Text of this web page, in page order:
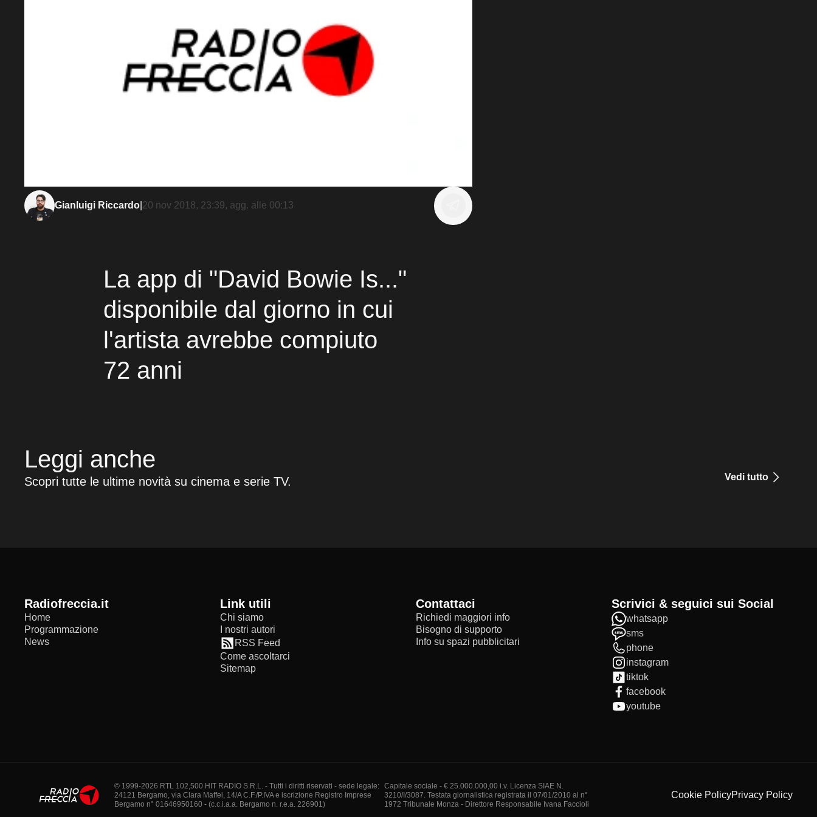
Gianluigi Riccardo 20 nov 2018, 23:39, agg. alle 00:13
La app di "David Bowie Is..."
disponibile dal giorno in cui
l'artista avrebbe compiuto
72 anni
Leggi anche
Scopri tutte le ultime novità su cinema e serie TV. Vedi tutto
radiofreccia.it
Home
Programmazione
News
Link utili
Chi siamo
I nostri autori
RSS Feed
Come ascoltarci
Sitemap
Contattaci
Richiedi maggiori info
Bisogno di supporto
Info su spazi pubblicitari
Scrivici & seguici sui Social
whatsapp
sms
phone
instagram
tiktok
facebook
youtube
© 1999-2026 RTL 102,500 HIT RADIO S.R.L. - Tutti i diritti riservati - sede legale:
24121 Bergamo, via Clara Maffei, 14/A C.F./P.IVA e iscrizione Registro Imprese
Bergamo n° 01646950160 - (c.c.i.a.a. Bergamo n. r.e.a. 226901)
Capitale sociale - € 25.000.000,00 i.v. Licenza SIAE N.
3210/I/3087. Testata giornalistica registrata il 07/01/2010 al n°
1972 Tribunale Monza - Direttore Responsabile Ivana Faccioli
Cookie PolicyPrivacy Policy